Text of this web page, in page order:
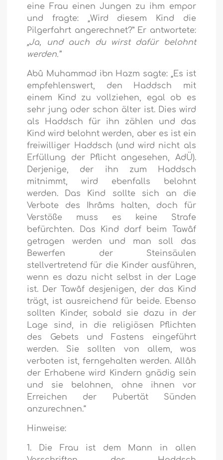
eine Frau einen Jungen zu ihm empor
und fragte: „Wird diesem Kind die
Pilgerfahrt angerechnet?” Er antwortete:
„Ja, und auch du wirst dafür belohnt
werden.”
Abû Muhammad ibn Hazm sagte: „Es ist
empfehlenswert, den Haddsch mit
einem Kind zu vollziehen, egal ob es
sehr jung oder schon älter ist. Dies wird
als Haddsch für ihn zählen und das
Kind wird belohnt werden, aber es ist ein
freiwilliger Haddsch (und wird nicht als
Erfüllung der Pflicht angesehen, AdÜ).
Derjenige, der ihn zum Haddsch
mitnimmt, wird ebenfalls belohnt
werden. Das Kind sollte sich an die
Verbote des Ihrâms halten, doch für
Verstöße muss es keine Strafe
befürchten. Das Kind darf beim Tawâf
getragen werden und man soll das
Bewerfen der Steinsäulen
stellvertretend für die Kinder ausführen,
wenn es dazu nicht selbst in der Lage
ist. Der Tawâf desjenigen, der das Kind
trägt, ist ausreichend für beide. Ebenso
sollten Kinder, sobald sie dazu in der
Lage sind, in die religiösen Pflichten
des Gebets und Fastens eingeführt
werden. Sie sollten von allem, was
verboten ist, ferngehalten werden. Allâh
der Erhabene wird Kindern gnädig sein
und sie belohnen, ohne ihnen vor
Erreichen der Pubertät Sünden
anzurechnen.“
Hinweise:
1. Die Frau ist dem Mann in allen